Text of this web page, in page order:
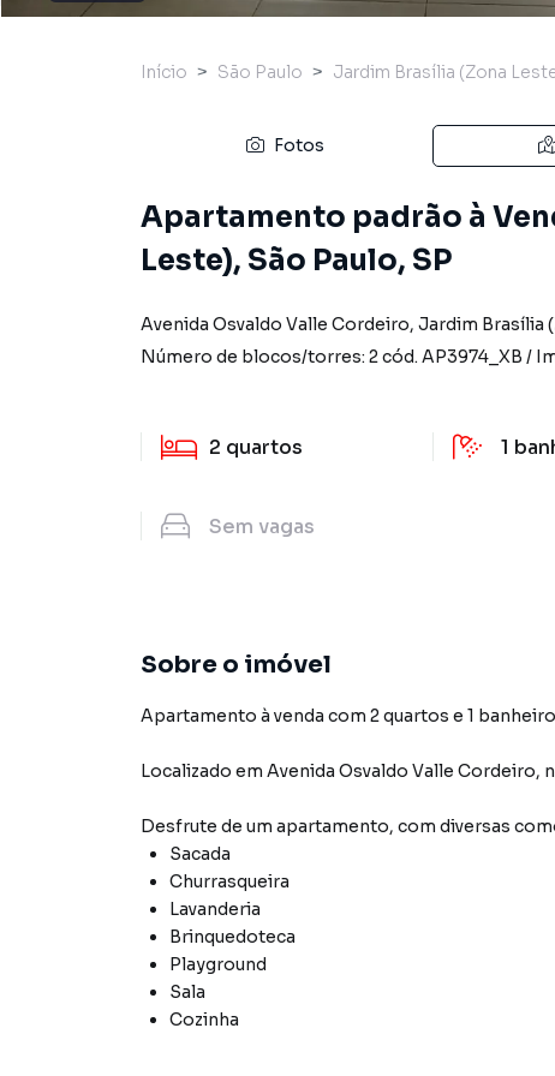
Início São Paulo Jardim Brasília (Zona
Fotos
Apartamento padrão à
Leste), São Paulo, SP
Avenida Osvaldo Valle Cordeiro, Jardim Brasília
Número de blocos/torres: 2cód. AP3974_XB /
2 quartos 1
Sem vagas
Sobre o imóvel
Apartamento à venda com 2 quartos e 1
Localizado em Avenida Osvaldo Valle Cordeiro,
Desfrute de um apartamento, com diversas
Sacada
Churrasqueira
Lavanderia
Brinquedoteca
Playground
Sala
Cozinha